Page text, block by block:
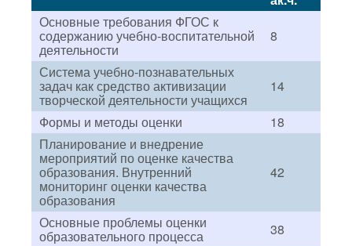
Основные требования ФГОС к
содержанию учебно-воспитательной
деятельности
8
Система учебно-познавательных
задач как средство активизации
творческой деятельности учащихся
14
Формы и методы оценки
18
Планирование и внедрение
мероприятий по оценке качества
образования. Внутренний
мониторинг оценки качества
образования
42
Основные проблемы оценки
образовательного процесса
38